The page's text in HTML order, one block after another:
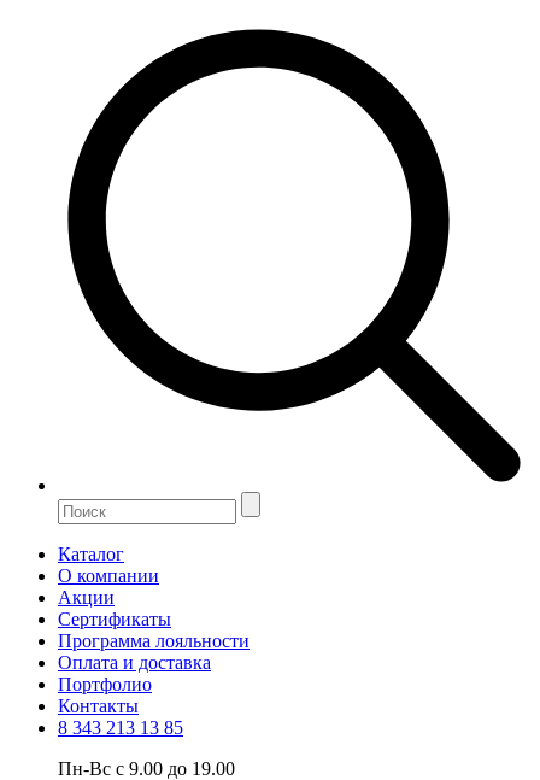
Каталог
О компании
Акции
Сертификаты
Программа лояльности
Оплата и доставка
Портфолио
Контакты
8 343 213 13 85
Пн-Вс с 9.00 до 19.00